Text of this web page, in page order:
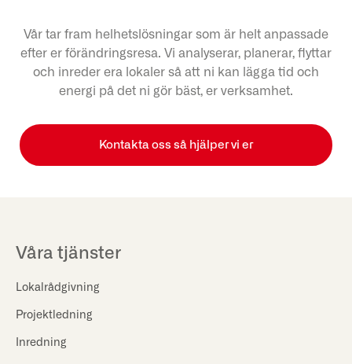
Vår tar fram helhetslösningar som är helt anpassade
efter er förändringsresa. Vi analyserar, planerar, flyttar
och inreder era lokaler så att ni kan lägga tid och
energi på det ni gör bäst, er verksamhet.
Kontakta oss så hjälper vi er
Våra tjänster
Lokalrådgivning
Projektledning
Inredning